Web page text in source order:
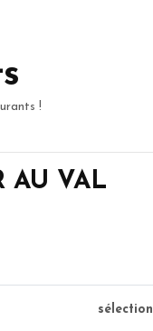
!
AU VAL
sélection